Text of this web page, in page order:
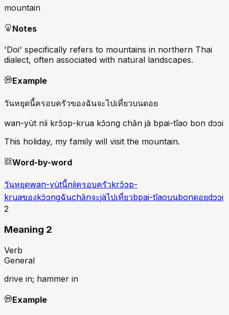
mountain
Notes
'Doi' specifically refers to mountains in northern Thai
dialect, often associated with natural landscapes.
Example
วันหยุดนี้ครอบครัวของฉันจะไปเที่ยวบนดอย
wan-yùt níi krɔ̂ɔp-krua kɔ̌ɔng chǎn jà bpai-tîao bon dɔɔi
This holiday, my family will visit the mountain.
Word-by-word
วันหยุดwan-yùtนี้níiครอบครัวkrɔ̂ɔp-
kruaของkɔ̌ɔngฉันchǎnจะjàไปเที่ยวbpai-tîaoบนbonดอยdɔɔi
2
Meaning 2
Verb
General
drive in; hammer in
Example